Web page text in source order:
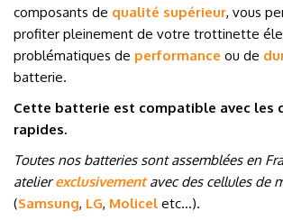
composants de qualité supérieur, vous
profiter pleinement de votre trottinette
problématiques de performance ou de
batterie.
Cette batterie est compatible avec les
rapides.
Toutes nos batteries sont assemblées en
atelierexclusivementavec des cellules de
(Samsung, LG, Molicel etc…).